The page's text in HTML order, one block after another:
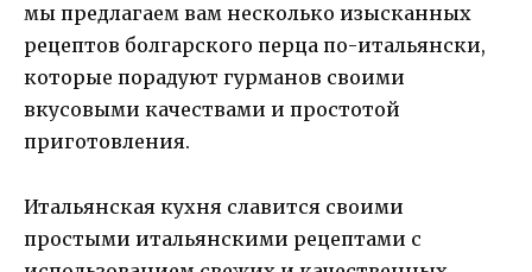
мы предлагаем вам несколько изысканных
рецептов болгарского перца по-итальянски,
которые порадуют гурманов своими
вкусовыми качествами и простотой
приготовления.
Итальянская кухня славится своими
простыми итальянскими рецептами с